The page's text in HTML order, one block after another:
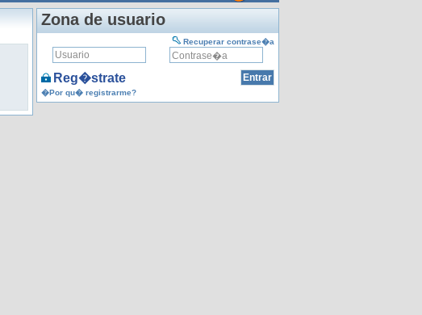
Zona de usuario
Recuperar contrase�a
Reg�strate
�Por qu� registrarme?